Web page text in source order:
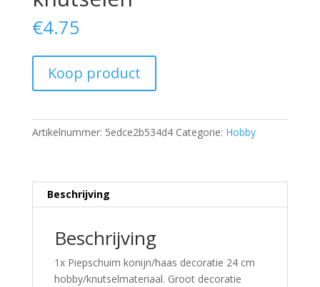
€4.75
Koop product
Artikelnummer: 5edce2b534d4 Categorie: Hobby
Beschrijving
Beschrijving
1x Piepschuim konijn/haas decoratie 24 cm
hobby/knutselmateriaal. Groot decoratie